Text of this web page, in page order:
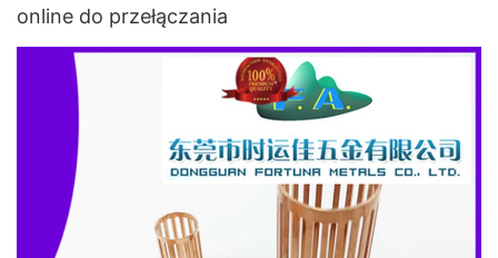
online do przełączania